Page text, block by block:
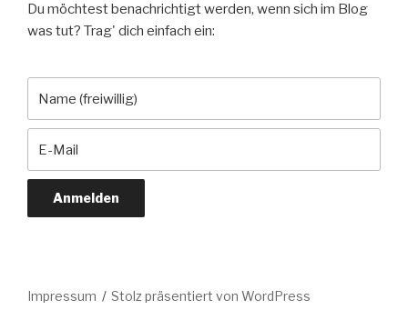
Du möchtest benachrichtigt werden, wenn sich im Blog
was tut? Trag' dich einfach ein:
Impressum Stolz präsentiert von WordPress